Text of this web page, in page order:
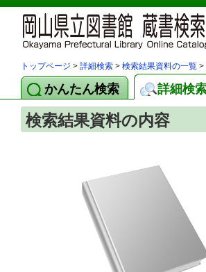
トップページ > 詳細検索 > 検索結果資料の一覧 >
かんたん検索 詳細検
検索結果資料の内容